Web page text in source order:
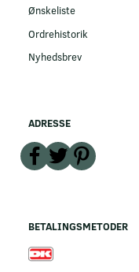
Ønskeliste
Ordrehistorik
Nyhedsbrev
ADRESSE
BETALINGSMETODER